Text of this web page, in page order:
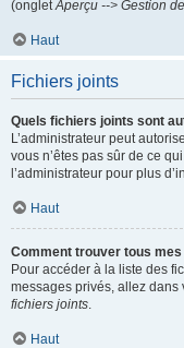
(ongletAperçu --> Gestion
Haut
Fichiers joints
Quels fichiers joints sont
L’administrateur peut
vous n’êtes pas sûr de ce
l’administrateur pour plus
Haut
Comment trouver tous
Pour accéder à la liste des
messages privés, allez dans
fichiers joints.
Haut